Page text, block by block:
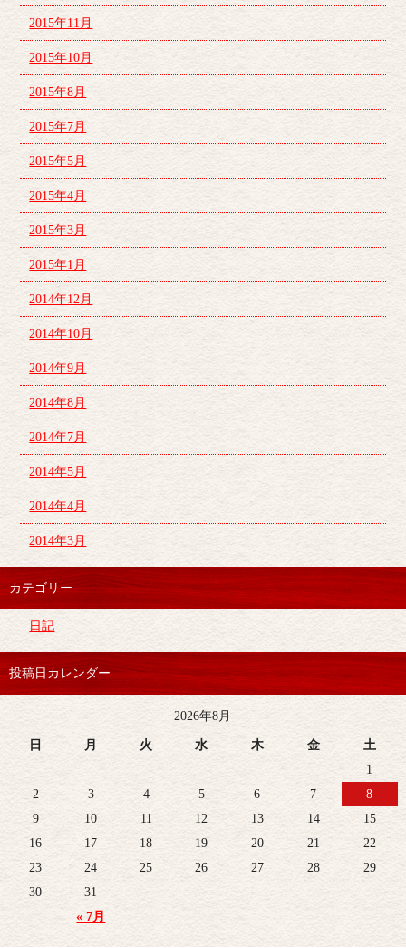
2015年11月
2015年10月
2015年8月
2015年7月
2015年5月
2015年4月
2015年3月
2015年1月
2014年12月
2014年10月
2014年9月
2014年8月
2014年7月
2014年5月
2014年4月
2014年3月
カテゴリー
日記
投稿日カレンダー
2026年8月
日 月 火 水 木 金 土
« 7月
1
2
3 4 5 6 7
8
9
10 11 12 13 14
15
16
17 18 19 20 21
22
23
24 25 26 27 28
29
30
31